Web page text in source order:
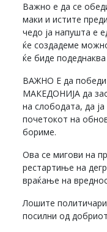
Важно е да се
маки и истите
чедо ја напушта е
ќе создадеме
ќе биде
ВАЖНО Е да победи
МАКЕДОНИЈА да
на слободата, да
почетокот на
бориме.
Ова се мигови на
рестартиње на
враќање на
Лошите
посилни од